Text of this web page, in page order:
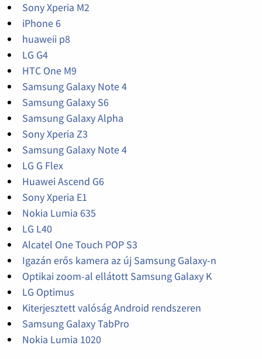
Sony Xperia M2
iPhone 6
huaweii p8
LG G4
HTC One M9
Samsung Galaxy Note 4
Samsung Galaxy S6
Samsung Galaxy Alpha
Sony Xperia Z3
Samsung Galaxy Note 4
LG G Flex
Huawei Ascend G6
Sony Xperia E1
Nokia Lumia 635
LG L40
Alcatel One Touch POP S3
Igazán erős kamera az új Samsung Galaxy-n
Optikai zoom-al ellátott Samsung Galaxy K
LG Optimus
Kiterjesztett valóság Android rendszeren
Samsung Galaxy TabPro
Nokia Lumia 1020